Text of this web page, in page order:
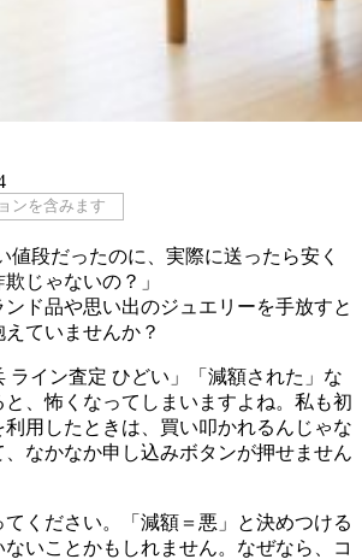
ンを含みます
値段だったのに、実際に送ったら安く
じゃないの？」
ド品や思い出のジュエリーを手放すと
ていませんか？
ライン査定 ひどい」「減額された」な
と、怖くなってしまいますよね。私も初
用したときは、買い叩かれるんじゃな
なかなか申し込みボタンが押せません
ください。「減額＝悪」と決めつける
いことかもしれません。なぜなら、コ